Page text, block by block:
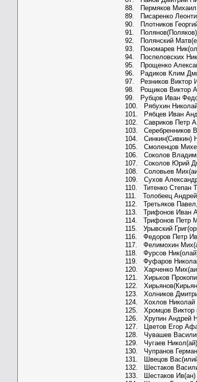
88. Пермяков Михаил
89. Писаренко
90. Плотников
91.
92. Полянский
93. Пономарев
94. Поспеловских
95. Прощенко
96. Радиков Клим
97. Резников Виктор
98. Рощиков Виктор
99. Рубцов Иван
100. Рябухин
101. Рябцев Иван
102. Савриков Петр
103. Серебренников
104. Синкин(Сивкин)
105. Смоленцов
106. Соколов
107. Соколов Юрий
108. Соловьев
109. Сухов
110. Титенко Степан
111. Толобеец
112. Третьяков
113. Трифонов Иван
114. Трифонов Петр
115. Урывский
116. Федоров Петр
117. Фелимохин
118. Фурсов
119. Фуфаров
120. Харченко
121. Хирьков
122.
123. Холников
124. Хохлов
125. Хромцов Виктор
126. Хрупин Андрей
127. Цветов Егор
128. Чувашев
129. Чугаев
130. Чупранов
131. Швецов
132. Шестаков
133. Шестаков Ив(ан)